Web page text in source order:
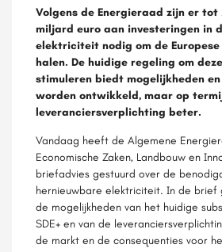
Volgens de Energieraad zijn er
miljard euro aan investeringen in
elektriciteit nodig om de
halen. De huidige regeling om
stimuleren biedt mogelijkheden
worden ontwikkeld, maar op
leveranciersverplichting beter.
Vandaag heeft de Algemene
Economische Zaken, Landbouw en
briefadvies gestuurd over de
hernieuwbare elektriciteit. In de brief
de mogelijkheden van het huidige
SDE+ en van de
de markt en de consequenties voor